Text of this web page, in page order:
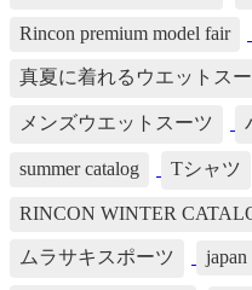
Rincon premium model fair
真夏に着れるウエットス
メンズウエットスーツ
summer catalog Tシャツ
RINCON WINTER
ムラサキスポーツ japan